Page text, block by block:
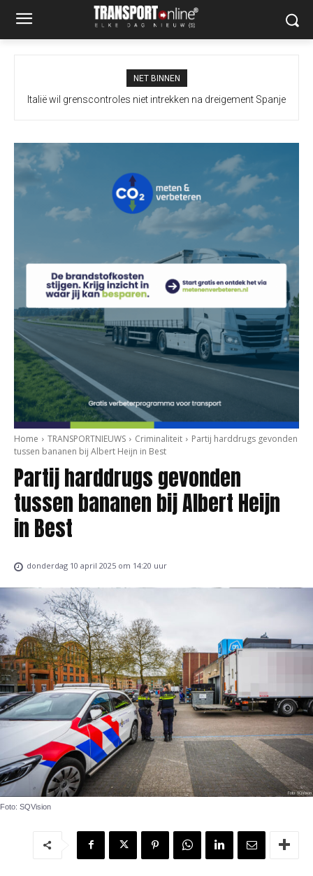
NET BINNEN
Italië wil grenscontroles niet intrekken na dreigement Spanje
Extra maatregelen moeten vrachtverkeer Merwedebrug
Home TRANSPORTNIEUWS Criminaliteit
Partij harddrugs gevonden
tussen bananen bij Albert Heijn in Best
Partij harddrugs gevonden
tussen bananen bij Albert Heijn
in Best
donderdag 10 april 2025 om 14:20 uur
Foto: SQVision